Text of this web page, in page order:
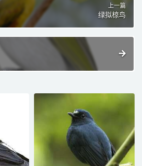
上一篇
绿拟椋鸟